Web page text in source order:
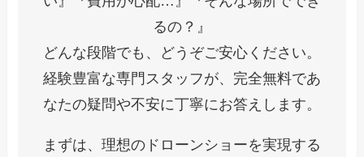
るの？』
どんな段階でも、どうぞご安心ください。
経験豊富な専門スタッフが、完全無料であ
なたの疑問や不安に丁寧にお答えします。
まずは、理想のドローンショーを実現する